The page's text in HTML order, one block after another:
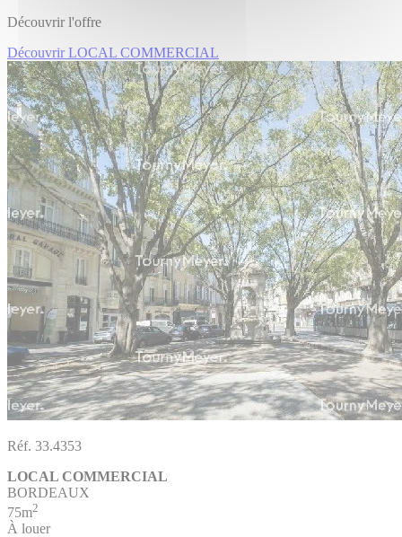
Découvrir l'offre
Découvrir LOCAL COMMERCIAL
Réf. 33.4353
LOCAL COMMERCIAL
BORDEAUX
75m2
À louer